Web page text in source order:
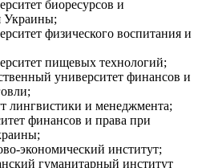
биоресурсов и
Украины;
физического воспитания и
пищевых технологий;
университет финансов и
лингвистики и менеджмента;
финансов и права при
экономический институт;
гуманитарный институт